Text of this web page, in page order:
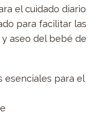
el cuidado diario
para facilitar las
aseo del bebé de
esenciales para el